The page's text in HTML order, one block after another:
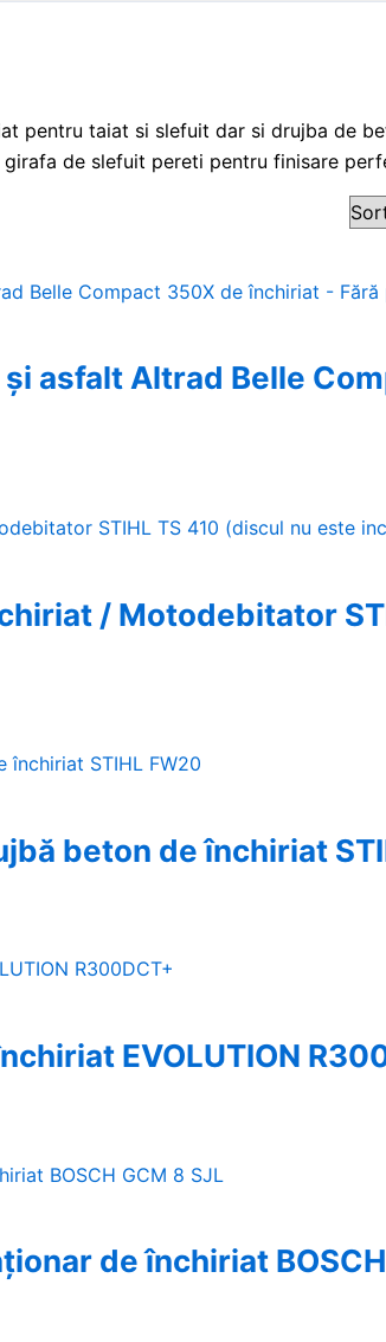
pentru taiat si slefuit dar si drujba de
de slefuit pereti pentru finisare
asfalt Altrad Belle
/ Motodebitator
beton de închiriat
EVOLUTION
de închiriat